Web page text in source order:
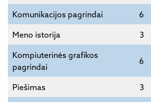
Komunikacijos pagrindai 6
Meno istorija 3
Kompiuterinės grafikos
pagrindai
6
Piešimas 3